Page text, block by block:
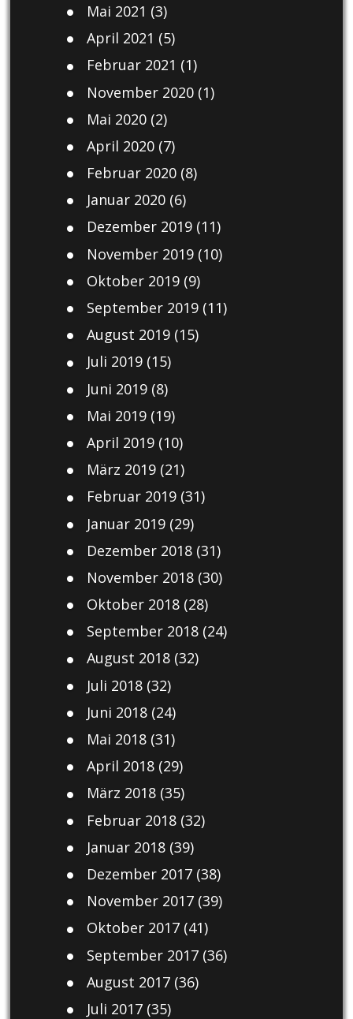
Mai 2021 (3)
April 2021 (5)
Februar 2021 (1)
November 2020(1)
Mai 2020(2)
April 2020(7)
Februar 2020(8)
Januar 2020(6)
Dezember 2019(11)
November 2019(10)
Oktober 2019(9)
September 2019(11)
August 2019(15)
Juli 2019(15)
Juni 2019(8)
Mai 2019(19)
April 2019(10)
März 2019(21)
Februar 2019(31)
Januar 2019(29)
Dezember 2018(31)
November 2018(30)
Oktober 2018(28)
September 2018(24)
August 2018(32)
Juli 2018(32)
Juni 2018(24)
Mai 2018(31)
April 2018(29)
März 2018(35)
Februar 2018(32)
Januar 2018(39)
Dezember 2017(38)
November 2017(39)
Oktober 2017(41)
September 2017(36)
August 2017(36)
Juli 2017(35)